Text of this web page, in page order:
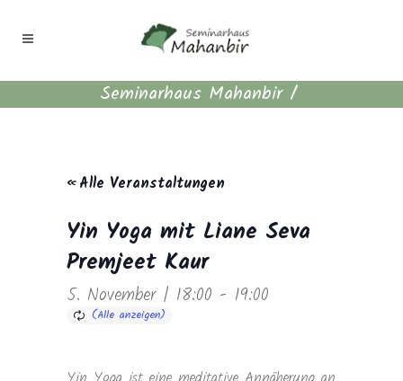
Seminarhaus Mahanbir/
« Alle Veranstaltungen
Yin Yoga mit Liane Seva
Premjeet Kaur
5. November | 18:00 - 19:00